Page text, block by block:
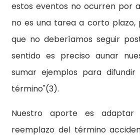
estos eventos no ocurren por
no es una tarea a corto plazo,
que no deberíamos seguir
sentido es preciso aunar
sumar ejemplos para
término"(3).
Nuestro aporte es
reemplazo del término